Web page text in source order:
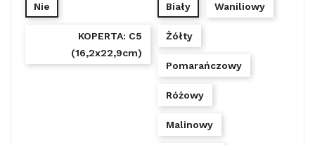
Nie
KOPERTA: C5
(16,2x22,9cm)
Biały Waniliowy
Żółty
Pomarańczowy
Różowy
Malinowy